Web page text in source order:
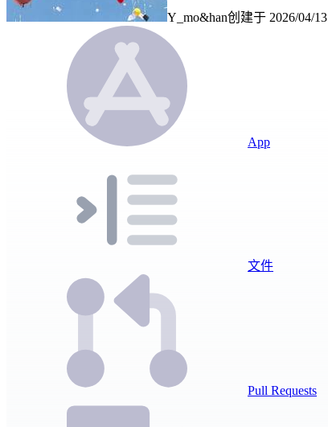
Y_mo&han创建于 2026/04/13
App
文件
Pull Requests